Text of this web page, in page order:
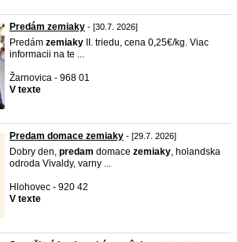
Predám zemiaky - [30.7. 2026]
Predám zemiaky II. triedu, cena 0,25€/kg. Viac
informacii na te ...
Žarnovica - 968 01
V texte
Predam domace zemiaky - [29.7. 2026]
Dobry den, predam domace zemiaky, holandska
odroda Vivaldy, varny ...
Hlohovec - 920 42
V texte